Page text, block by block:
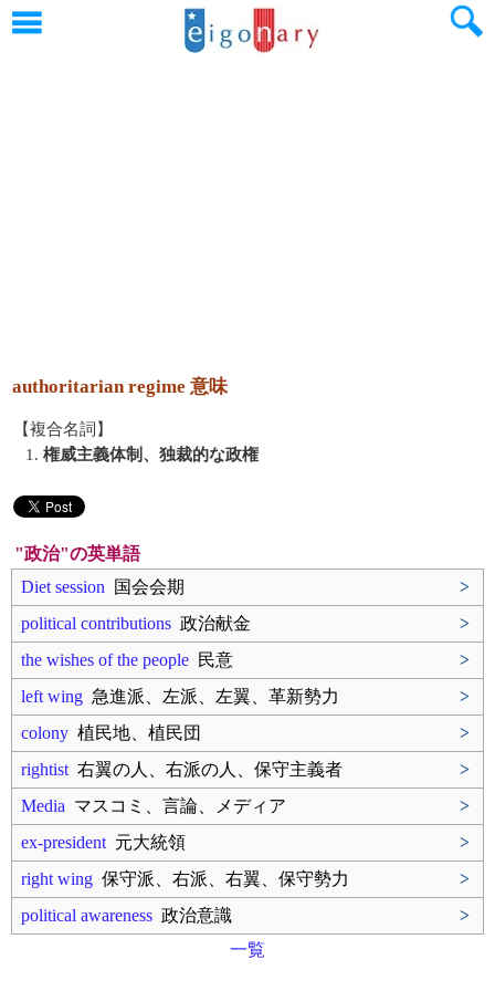
authoritarian regime 意味
【複合名詞】
1. 権威主義体制、独裁的な政権
"政治"の英単語
Diet session 国会会期
>
political contributions 政治献金
>
the wishes of the people 民意
>
left wing 急進派、左派、左翼、革新勢力
>
colony 植民地、植民団
>
rightist 右翼の人、右派の人、保守主義者
>
Media マスコミ、言論、メディア
>
ex-president 元大統領
>
right wing 保守派、右派、右翼、保守勢力
>
political awareness 政治意識
>
一覧